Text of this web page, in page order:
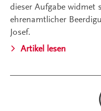
dieser Aufgabe
ehrenamtlicher
Josef.
Artikel lesen